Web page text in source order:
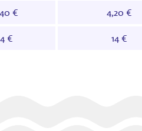
€ 4,20 €
€ 14 €